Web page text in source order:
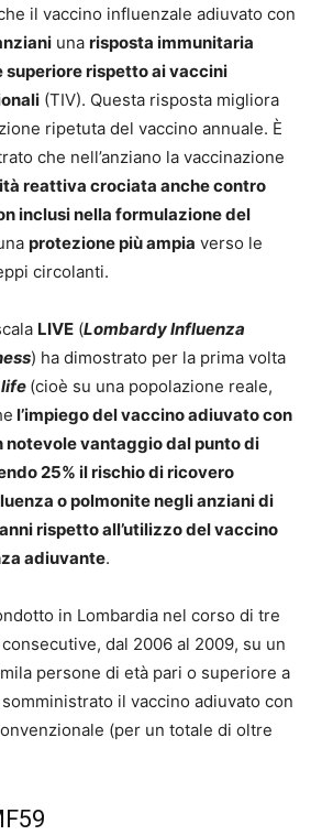
il vaccino influenzale adiuvato con
una risposta immunitaria
rispetto ai vaccini
(TIV). Questa risposta migliora
ripetuta del vaccino annuale. È
che nell’anziano la vaccinazione
reattiva crociata anche contro
inclusi nella formulazione del
protezione più ampia verso le
circolanti.
LIVE (Lombardy Influenza
) ha dimostrato per la prima volta
(cioè su una popolazione reale,
l’impiego del vaccino adiuvato con
notevole vantaggio dal punto di
25% il rischio di ricovero
o polmonite negli anziani di
rispetto all’utilizzo del vaccino
adiuvante.
in Lombardia nel corso di tre
dal 2006 al 2009, su un
persone di età pari o superiore a
il vaccino adiuvato con
(per un totale di oltre